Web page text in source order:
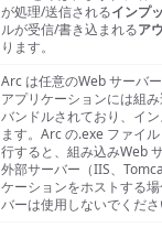
が処理/送信されるインプ
ルが受信/書き込まれるア
ります。
Arc は任意のWeb サーバ
アプリケーションには組
バンドルされており、イ
ます。Arc の.exe ファイ
行すると、組み込みWeb
外部サーバー（IIS、
ケーションをホストする
バーは使用しないでくださ